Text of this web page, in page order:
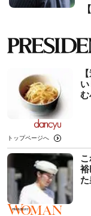
む
トップページへ
裕